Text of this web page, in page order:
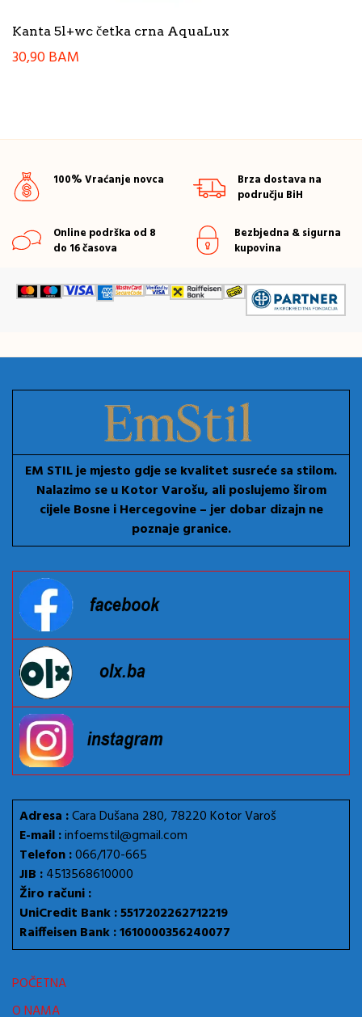
Kanta 5l+wc četka crna AquaLux
30,90BAM
100% Vraćanje novca
Brza dostava na
području BiH
Online podrška od 8
do 16 časova
Bezbjedna & sigurna
kupovina
EM STIL je mjesto gdje se kvalitet susreće sa stilom.
Nalazimo se u Kotor Varošu, ali poslujemo širom
cijele Bosne i Hercegovine – jer dobar dizajn ne
poznaje granice.
Adresa :Cara Dušana 280, 78220 Kotor Varoš
E-mail :infoemstil@gmail.com
Telefon :066/170-665
JIB :4513568610000
Žiro računi :
UniCredit Bank : 5517202262712219
Raiffeisen Bank : 1610000356240077
POČETNA
O NAMA